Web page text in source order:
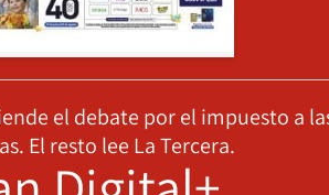
el debate por el impuesto a
El resto lee La Tercera.